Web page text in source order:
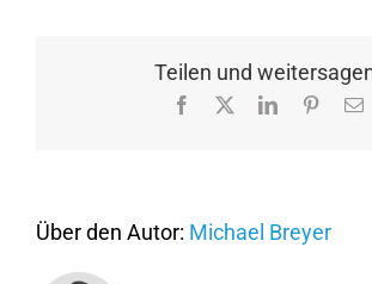
im
B2B-
Teilen und
Facebook LinkedIn
E-
Über den Autor: Michael Breyer